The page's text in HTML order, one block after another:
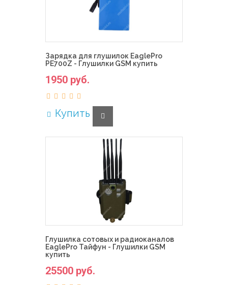
Зарядка для глушилок EaglePro
PE700Z - Глушилки GSM купить
1950 руб.
Купить
Глушилка сотовых и радиоканалов
EaglePro Тайфун - Глушилки GSM
купить
25500 руб.